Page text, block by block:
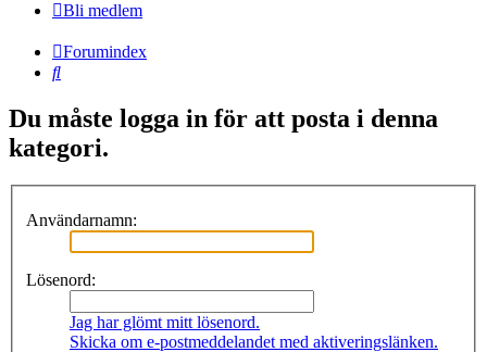
Bli medlem
Forumindex
Sök
Du måste logga in för att posta i denna
kategori.
Användarnamn:
Lösenord:
Jag har glömt mitt lösenord.
Skicka om e-postmeddelandet med aktiveringslänken.